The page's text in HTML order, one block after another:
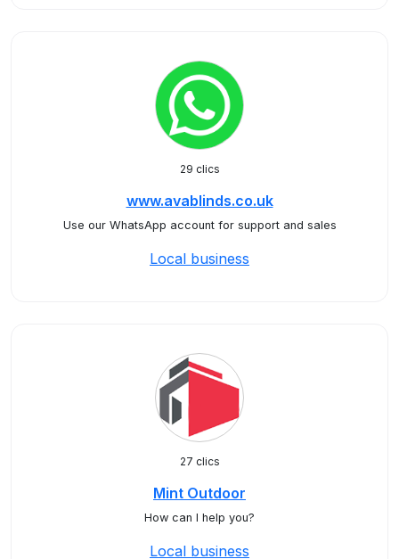
29 clics
www.avablinds.co.uk
Use our WhatsApp account for support and sales
Local business
27 clics
Mint Outdoor
How can I help you?
Local business